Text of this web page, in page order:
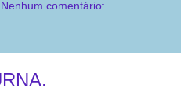
Nenhum comentário: